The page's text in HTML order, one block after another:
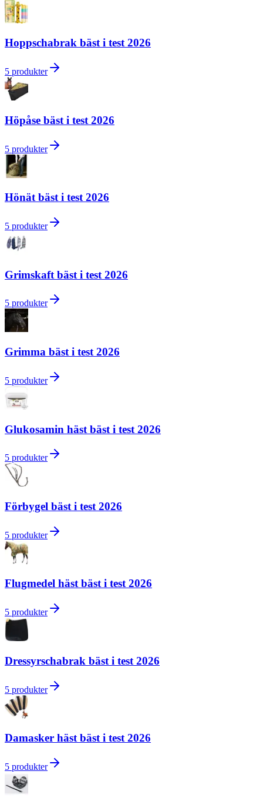
Hoppschabrak bäst i test 2026
5 produkter
Höpåse bäst i test 2026
5 produkter
Hönät bäst i test 2026
5 produkter
Grimskaft bäst i test 2026
5 produkter
Grimma bäst i test 2026
5 produkter
Glukosamin häst bäst i test 2026
5 produkter
Förbygel bäst i test 2026
5 produkter
Flugmedel häst bäst i test 2026
5 produkter
Dressyrschabrak bäst i test 2026
5 produkter
Damasker häst bäst i test 2026
5 produkter